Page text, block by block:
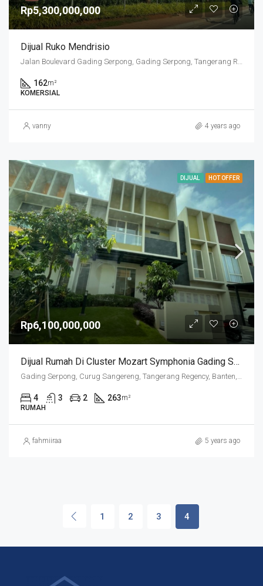
Rp5,300,000,000
Dijual Ruko Mendrisio
162m²
KOMERSIAL
vanny 4 years ago
DIJUAL HOT OFFER
Rp6,100,000,000
Dijual Rumah Di Cluster Mozart Symphonia Gading Serpong
Gading Serpong, Curug Sangereng, Tangerang Regency, Banten, Indonesia
4 3 2 263m²
RUMAH
fahmiiraa 5 years ago
1 2 3 4